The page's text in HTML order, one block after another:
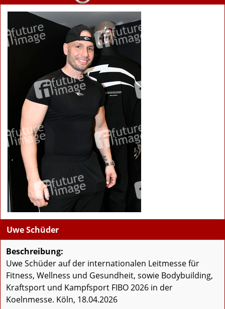
Uwe Schüder
Beschreibung:
Uwe Schüder auf der internationalen Leitmesse für
Fitness, Wellness und Gesundheit, sowie Bodybuilding,
Kraftsport und Kampfsport FIBO 2026 in der
Koelnmesse. Köln, 18.04.2026